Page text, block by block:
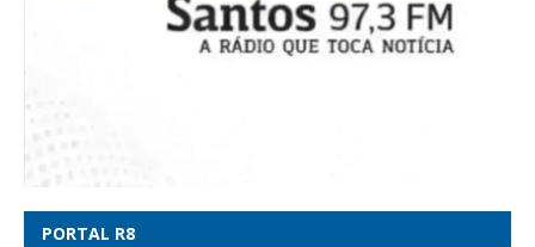
PORTAL R8